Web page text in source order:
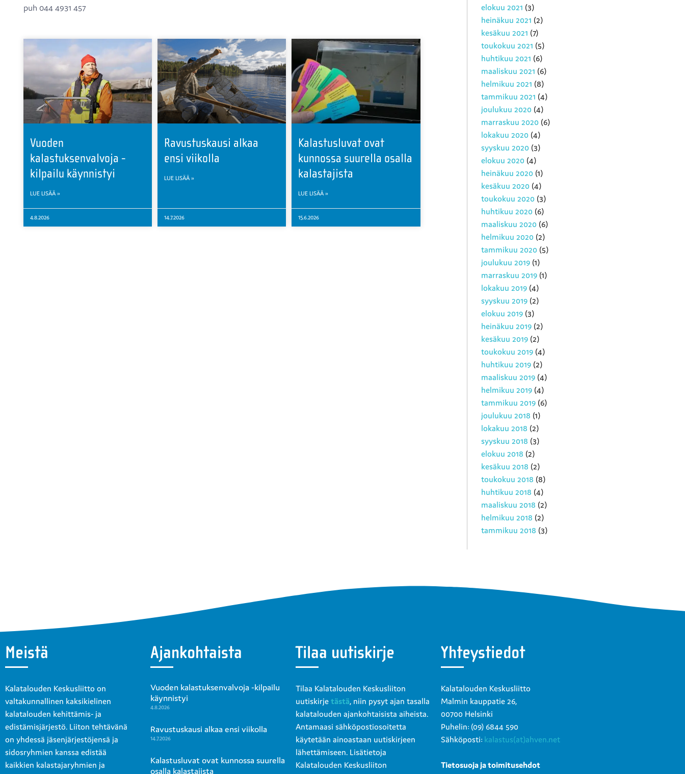
puh 044 4931 457
Vuoden
kalastuksenvalvoja -
kilpailu käynnistyi
LUE LISÄÄ »
4.8.2026
Ravustuskausi alkaa
ensi viikolla
LUE LISÄÄ »
14.7.2026
Kalastusluvat ovat
kunnossa suurella osalla
kalastajista
LUE LISÄÄ »
15.6.2026
elokuu 2021 (3)
heinäkuu 2021 (2)
kesäkuu 2021 (7)
toukokuu 2021 (5)
huhtikuu 2021 (6)
maaliskuu 2021 (6)
helmikuu 2021 (8)
tammikuu 2021 (4)
joulukuu 2020 (4)
marraskuu 2020 (6)
lokakuu 2020 (4)
syyskuu 2020 (3)
elokuu 2020 (4)
heinäkuu 2020 (1)
kesäkuu 2020 (4)
toukokuu 2020 (3)
huhtikuu 2020 (6)
maaliskuu 2020 (6)
helmikuu 2020 (2)
tammikuu 2020 (5)
joulukuu 2019 (1)
marraskuu 2019 (1)
lokakuu 2019 (4)
syyskuu 2019 (2)
elokuu 2019 (3)
heinäkuu 2019 (2)
kesäkuu 2019 (2)
toukokuu 2019 (4)
huhtikuu 2019 (2)
maaliskuu 2019 (4)
helmikuu 2019 (4)
tammikuu 2019 (6)
joulukuu 2018 (1)
lokakuu 2018 (2)
syyskuu 2018 (3)
elokuu 2018 (2)
kesäkuu 2018 (2)
toukokuu 2018 (8)
huhtikuu 2018 (4)
maaliskuu 2018 (2)
helmikuu 2018 (2)
tammikuu 2018 (3)
Meistä
Kalatalouden Keskusliitto on
valtakunnallinen kaksikielinen
kalatalouden kehittämis- ja
edistämisjärjestö. Liiton tehtävänä
on yhdessä jäsenjärjestöjensä ja
sidosryhmien kanssa edistää
kaikkien kalastajaryhmien ja
Ajankohtaista
Vuoden kalastuksenvalvoja -kilpailu
käynnistyi
4.8.2026
Ravustuskausi alkaa ensi viikolla
14.7.2026
Kalastusluvat ovat kunnossa suurella
osalla kalastajista
Tilaa uutiskirje
Tilaa Kalatalouden Keskusliiton
uutiskirje tästä, niin pysyt ajan tasalla
kalatalouden ajankohtaisista aiheista.
Antamaasi sähköpostiosoitetta
käytetään ainoastaan uutiskirjeen
lähettämiseen. Lisätietoja
Kalatalouden Keskusliiton
Yhteystiedot
Kalatalouden Keskusliitto
Malmin kauppatie 26,
00700 Helsinki
Puhelin: (09) 6844 590
Sähköposti: kalastus(at)ahven.net
Tietosuoja ja toimitusehdot